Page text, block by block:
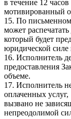
в течение 12
мотивированный
15. По
может
который будет
юридической силе
16. Исполнитель
предоставления
объеме.
17. Исполнитель
оплаченных
вызвано не
непреодолимой